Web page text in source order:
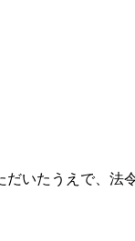
いたうえで、法